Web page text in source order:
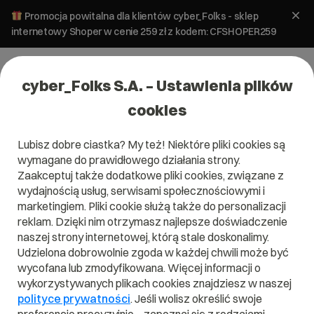
Promocja powitalna dla klientów cyber_Folks - sklep
internetowy Shoper w cenie 259 zł z kodem: CFSHOPER259
Domena .eco
.eco
Szukaj
cyber_Folks S.A. – Ustawienia plików
cookies
Lubisz dobre ciastka? My też! Niektóre pliki cookies są
wymagane do prawidłowego działania strony.
Zaakceptuj także dodatkowe pliki cookies, związane z
wydajnością usług, serwisami społecznościowymi i
marketingiem. Pliki cookie służą także do personalizacji
reklam. Dzięki nim otrzymasz najlepsze doświadczenie
naszej strony internetowej, którą stale doskonalimy.
Udzielona dobrowolnie zgoda w każdej chwili może być
wycofana lub zmodyfikowana. Więcej informacji o
wykorzystywanych plikach cookies znajdziesz w naszej
polityce prywatności. Jeśli wolisz określić swoje